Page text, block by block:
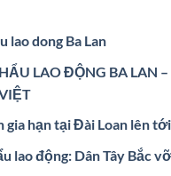
lao dong Ba Lan
LAO ĐỘNG BA LAN
gia hạn tại Đài Loan lên
lao động: Dân Tây Bắc